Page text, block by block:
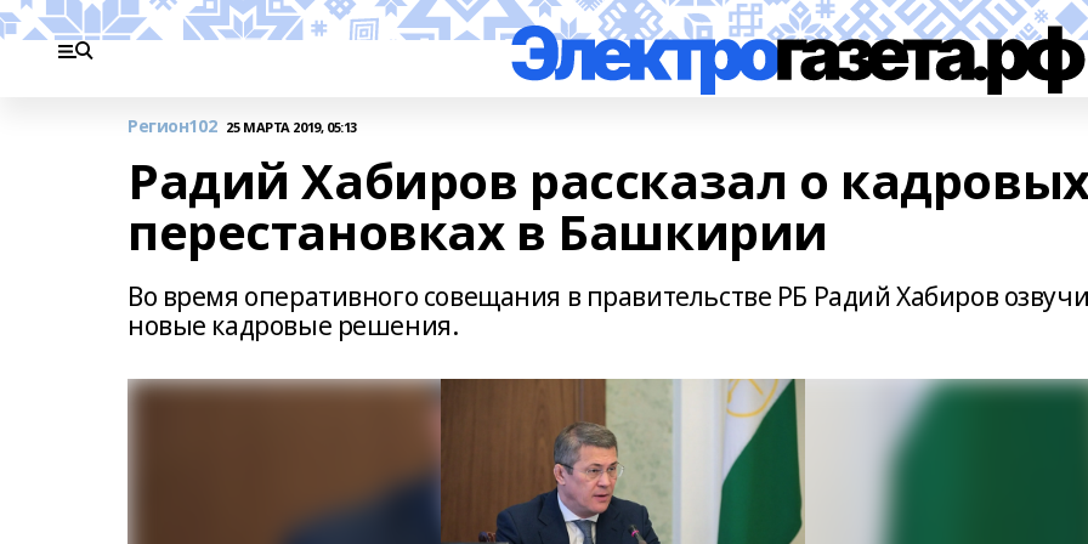
Регион102 25 МАРТА 2019, 05:13
Радий Хабиров рассказал о
перестановках в Башкирии
Во время оперативного совещания в правительстве РБ Радий Хабиров
новые кадровые решения.